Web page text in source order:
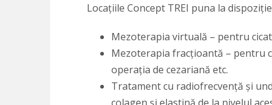
Locațiile Concept TREI puna la
Mezoterapia virtuală – pentru
Mezoterapia fracțioantă – pentru
operația de cezariană etc.
Tratament cu radiofrecvență și